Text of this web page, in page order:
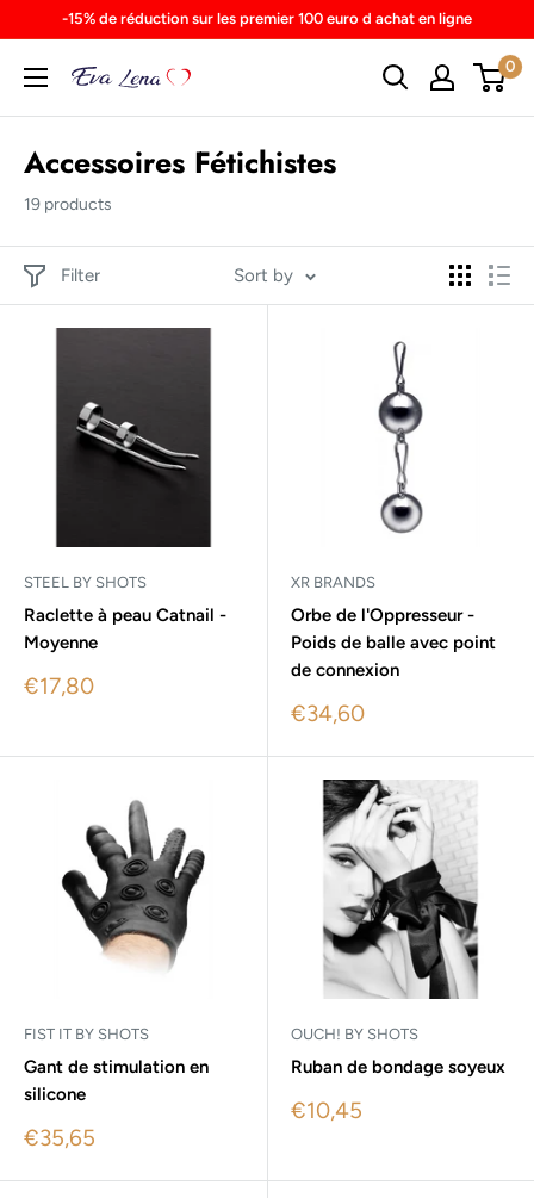
content
-15% de réduction sur les premier 100 euro d achat en ligne
0
Accessoires Fétichistes
19 products
Filter Sort by
STEEL BY SHOTS
Raclette à peau Catnail -
Moyenne
Sale
€17,80
XR BRANDS
Orbe de l'Oppresseur -
Poids de balle avec point
de connexion
Sale
€34,60
FIST IT BY SHOTS
Gant de stimulation en
silicone
Sale
€35,65
OUCH! BY SHOTS
Ruban de bondage soyeux
Sale
€10,45